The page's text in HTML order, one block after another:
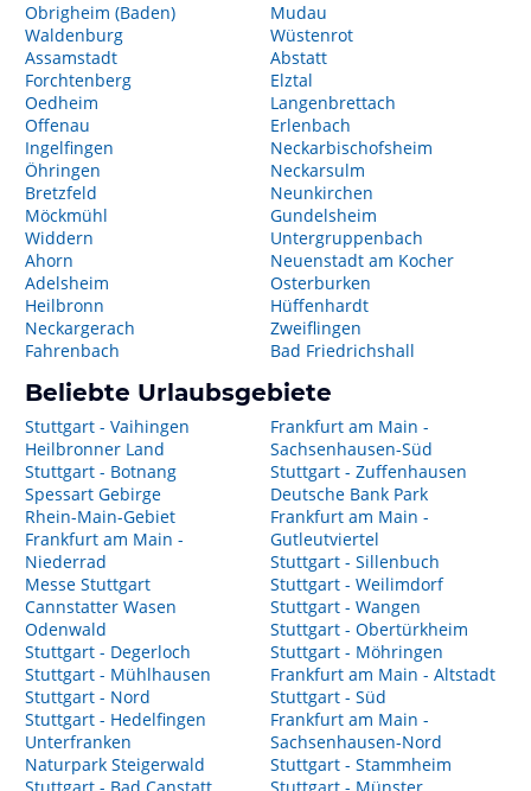
Obrigheim (Baden)
Waldenburg
Assamstadt
Forchtenberg
Oedheim
Offenau
Ingelfingen
Öhringen
Bretzfeld
Möckmühl
Widdern
Ahorn
Adelsheim
Heilbronn
Neckargerach
Fahrenbach
Mudau
Wüstenrot
Abstatt
Elztal
Langenbrettach
Erlenbach
Neckarbischofsheim
Neckarsulm
Neunkirchen
Gundelsheim
Untergruppenbach
Neuenstadt am Kocher
Osterburken
Hüffenhardt
Zweiflingen
Bad Friedrichshall
Beliebte Urlaubsgebiete
Stuttgart - Vaihingen
Heilbronner Land
Stuttgart - Botnang
Spessart Gebirge
Rhein-Main-Gebiet
Frankfurt am Main -
Niederrad
Messe Stuttgart
Cannstatter Wasen
Odenwald
Stuttgart - Degerloch
Stuttgart - Mühlhausen
Stuttgart - Nord
Stuttgart - Hedelfingen
Unterfranken
Naturpark Steigerwald
Frankfurt am Main -
Sachsenhausen-Süd
Stuttgart - Zuffenhausen
Deutsche Bank Park
Frankfurt am Main -
Gutleutviertel
Stuttgart - Sillenbuch
Stuttgart - Weilimdorf
Stuttgart - Wangen
Stuttgart - Obertürkheim
Stuttgart - Möhringen
Frankfurt am Main - Altstadt
Stuttgart - Süd
Frankfurt am Main -
Sachsenhausen-Nord
Stuttgart - Stammheim